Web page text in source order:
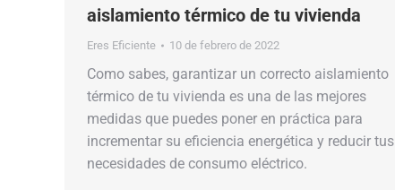
aislamiento térmico de tu vivienda
Eres Eficiente 10 de febrero de 2022
Como sabes, garantizar un correcto aislamiento
térmico de tu vivienda es una de las mejores
medidas que puedes poner en práctica para
incrementar su eficiencia energética y reducir tus
necesidades de consumo eléctrico.